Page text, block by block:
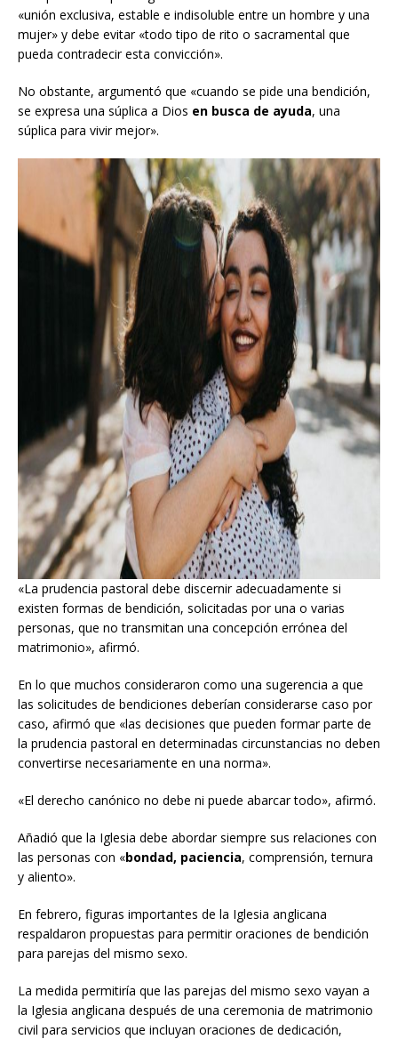
«unión exclusiva, estable e indisoluble entre un hombre y una
mujer» y debe evitar «todo tipo de rito o sacramental que
pueda contradecir esta convicción».
No obstante, argumentó que «cuando se pide una bendición,
se expresa una súplica a Dios en busca de ayuda, una
súplica para vivir mejor».
«La prudencia pastoral debe discernir adecuadamente si
existen formas de bendición, solicitadas por una o varias
personas, que no transmitan una concepción errónea del
matrimonio», afirmó.
En lo que muchos consideraron como una sugerencia a que
las solicitudes de bendiciones deberían considerarse caso por
caso, afirmó que «las decisiones que pueden formar parte de
la prudencia pastoral en determinadas circunstancias no deben
convertirse necesariamente en una norma».
«El derecho canónico no debe ni puede abarcar todo», afirmó.
Añadió que la Iglesia debe abordar siempre sus relaciones con
las personas con «bondad, paciencia, comprensión, ternura
y aliento».
En febrero, figuras importantes de la Iglesia anglicana
respaldaron propuestas para permitir oraciones de bendición
para parejas del mismo sexo.
La medida permitiría que las parejas del mismo sexo vayan a
la Iglesia anglicana después de una ceremonia de matrimonio
civil para servicios que incluyan oraciones de dedicación,